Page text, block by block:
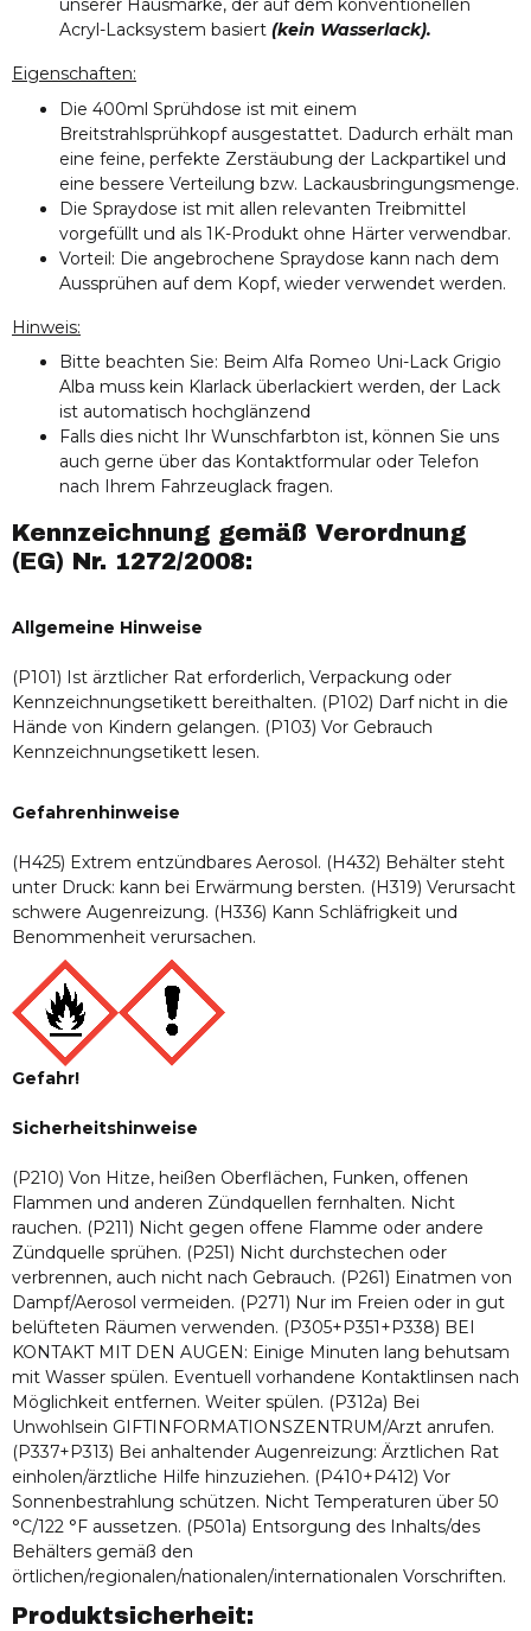
unserer Hausmarke, der auf dem konventionellen
Acryl-Lacksystem basiert (kein Wasserlack).
Eigenschaften:
Die 400ml Sprühdose ist mit einem
Breitstrahlsprühkopf ausgestattet. Dadurch erhält man
eine feine, perfekte Zerstäubung der Lackpartikel und
eine bessere Verteilung bzw. Lackausbringungsmenge.
Die Spraydose ist mit allen relevanten Treibmittel
vorgefüllt und als 1K-Produkt ohne Härter verwendbar.
Vorteil: Die angebrochene Spraydose kann nach dem
Aussprühen auf dem Kopf, wieder verwendet werden.
Hinweis:
Bitte beachten Sie: Beim Alfa Romeo Uni-Lack Grigio
Alba muss kein Klarlack überlackiert werden, der Lack
ist automatisch hochglänzend
Falls dies nicht Ihr Wunschfarbton ist, können Sie uns
auch gerne über das Kontaktformular oder Telefon
nach Ihrem Fahrzeuglack fragen.
Kennzeichnung gemäß Verordnung
(EG) Nr. 1272/2008:
Allgemeine Hinweise
(P101) Ist ärztlicher Rat erforderlich, Verpackung oder
Kennzeichnungsetikett bereithalten. (P102) Darf nicht in die
Hände von Kindern gelangen. (P103) Vor Gebrauch
Kennzeichnungsetikett lesen.
Gefahrenhinweise
(H425) Extrem entzündbares Aerosol. (H432) Behälter steht
unter Druck: kann bei Erwärmung bersten. (H319) Verursacht
schwere Augenreizung. (H336) Kann Schläfrigkeit und
Benommenheit verursachen.
Gefahr!
Sicherheitshinweise
(P210) Von Hitze, heißen Oberflächen, Funken, offenen
Flammen und anderen Zündquellen fernhalten. Nicht
rauchen. (P211) Nicht gegen offene Flamme oder andere
Zündquelle sprühen. (P251) Nicht durchstechen oder
verbrennen, auch nicht nach Gebrauch. (P261) Einatmen von
Dampf/Aerosol vermeiden. (P271) Nur im Freien oder in gut
belüfteten Räumen verwenden. (P305+P351+P338) BEI
KONTAKT MIT DEN AUGEN: Einige Minuten lang behutsam
mit Wasser spülen. Eventuell vorhandene Kontaktlinsen nach
Möglichkeit entfernen. Weiter spülen. (P312a) Bei
Unwohlsein GIFTINFORMATIONSZENTRUM/Arzt anrufen.
(P337+P313) Bei anhaltender Augenreizung: Ärztlichen Rat
einholen/ärztliche Hilfe hinzuziehen. (P410+P412) Vor
Sonnenbestrahlung schützen. Nicht Temperaturen über 50
°C/122 °F aussetzen. (P501a) Entsorgung des Inhalts/des
Behälters gemäß den
örtlichen/regionalen/nationalen/internationalen Vorschriften.
Produktsicherheit: